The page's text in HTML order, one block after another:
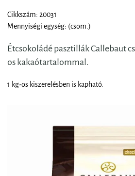
Cikkszám: 20031
Mennyiségi egység: (csom.)
Étcsokoládé pasztillák Callebaut
os kakaótartalommal.
1 kg-os kiszerelésben is kapható.